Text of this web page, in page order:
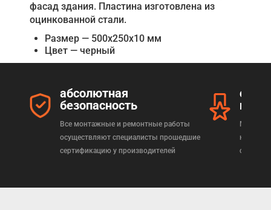
фасад здания. Пластина изготовлена из
оцинкованной стали.
Размер — 500x250x10 мм
Цвет — черный
абсолютная
безопасность
Все монтажные и ремонтные работы
осуществляют специалисты прошедшие
сертификацию у производителей
Мы